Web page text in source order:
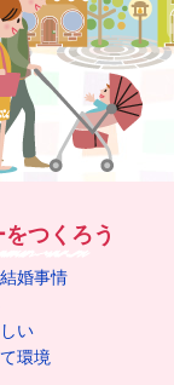
つくろう
婚事情
い
環境